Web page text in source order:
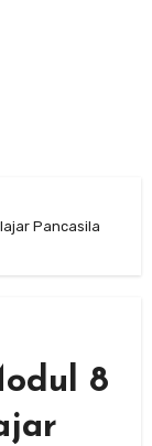
Pancasila
8